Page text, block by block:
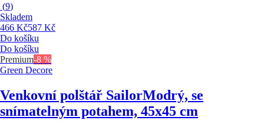
(9)
Skladem
466 Kč587 Kč
Do košíku
Do košíku
Premium-8 %
Green Decore
Venkovní polštář SailorModrý, se
snímatelným potahem, 45x45 cm